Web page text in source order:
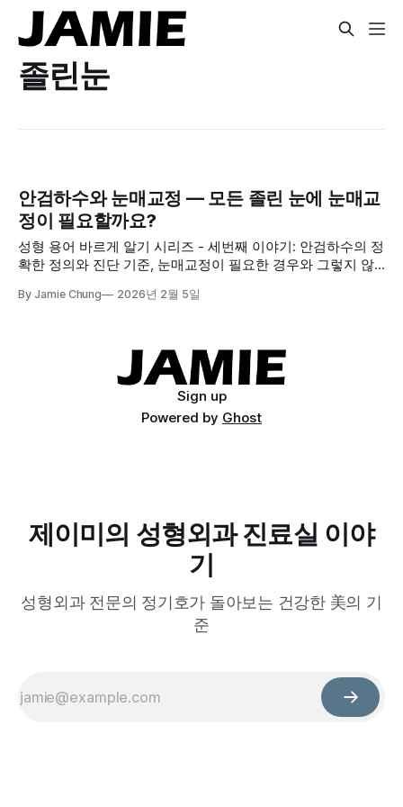
졸린눈
안검하수와 눈매교정 — 모든 졸린 눈에 눈매교
정이 필요할까요?
성형 용어 바르게 알기 시리즈 - 세번째 이야기: 안검하수의 정
확한 정의와 진단 기준, 눈매교정이 필요한 경우와 그렇지 않
By Jamie Chung 2026년 2월 5일
Sign up
Powered by Ghost
제이미의 성형외과 진료실 이야
기
성형외과 전문의 정기호가 돌아보는 건강한 美의 기
준